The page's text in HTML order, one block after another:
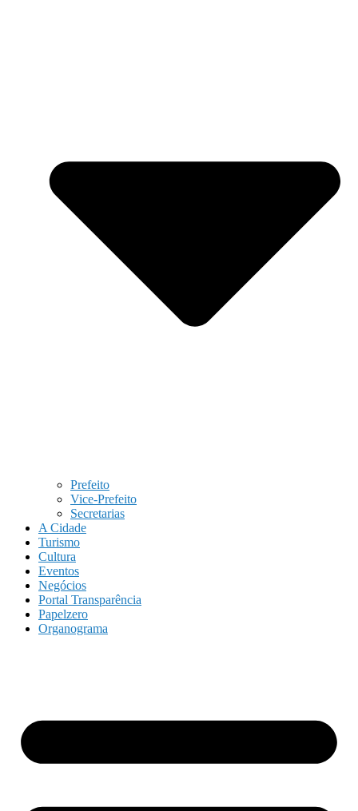
Prefeito
Vice-Prefeito
Secretarias
A Cidade
Turismo
Cultura
Eventos
Negócios
Portal Transparência
Papelzero
Organograma